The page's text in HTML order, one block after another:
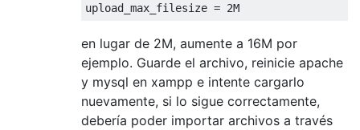
upload_max_filesize = 2M
en lugar de 2M, aumente a 16M por
ejemplo. Guarde el archivo, reinicie apache
y mysql en xampp e intente cargarlo
nuevamente, si lo sigue correctamente,
debería poder importar archivos a través